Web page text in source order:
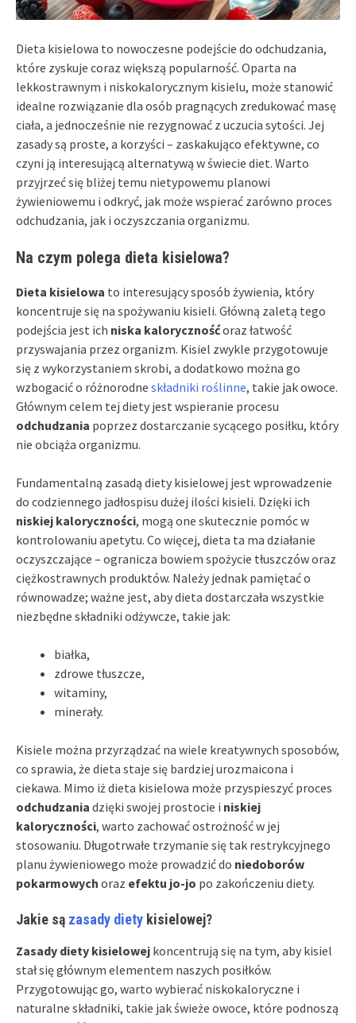
Dieta kisielowa to nowoczesne podejście do odchudzania,
które zyskuje coraz większą popularność. Oparta na
lekkostrawnym i niskokalorycznym kisielu, może stanowić
idealne rozwiązanie dla osób pragnących zredukować masę
ciała, a jednocześnie nie rezygnować z uczucia sytości. Jej
zasady są proste, a korzyści – zaskakująco efektywne, co
czyni ją interesującą alternatywą w świecie diet. Warto
przyjrzeć się bliżej temu nietypowemu planowi
żywieniowemu i odkryć, jak może wspierać zarówno proces
odchudzania, jak i oczyszczania organizmu.
Na czym polega dieta kisielowa?
Dieta kisielowa to interesujący sposób żywienia, który
koncentruje się na spożywaniu kisieli. Główną zaletą tego
podejścia jest ich niska kalorycznośćoraz łatwość
przyswajania przez organizm. Kisiel zwykle przygotowuje
się z wykorzystaniem skrobi, a dodatkowo można go
wzbogacić o różnorodne składniki roślinne, takie jak owoce.
Głównym celem tej diety jest wspieranie procesu
odchudzania poprzez dostarczanie sycącego posiłku, który
nie obciąża organizmu.
Fundamentalną zasadą diety kisielowej jest wprowadzenie
do codziennego jadłospisu dużej ilości kisieli. Dzięki ich
niskiej kaloryczności, mogą one skutecznie pomóc w
kontrolowaniu apetytu. Co więcej, dieta ta ma działanie
oczyszczające – ogranicza bowiem spożycie tłuszczów oraz
ciężkostrawnych produktów. Należy jednak pamiętać o
równowadze; ważne jest, aby dieta dostarczała wszystkie
niezbędne składniki odżywcze, takie jak:
białka,
zdrowe tłuszcze,
witaminy,
minerały.
Kisiele można przyrządzać na wiele kreatywnych sposobów,
co sprawia, że dieta staje się bardziej urozmaicona i
ciekawa. Mimo iż dieta kisielowa może przyspieszyć proces
odchudzania dzięki swojej prostocie i niskiej
kaloryczności, warto zachować ostrożność w jej
stosowaniu. Długotrwałe trzymanie się tak restrykcyjnego
planu żywieniowego może prowadzić do niedoborów
pokarmowych oraz efektu jo-jo po zakończeniu diety.
Jakie są zasady diety kisielowej?
Zasady diety kisielowej koncentrują się na tym, aby kisiel
stał się głównym elementem naszych posiłków.
Przygotowując go, warto wybierać niskokaloryczne i
naturalne składniki, takie jak świeże owoce, które podnoszą